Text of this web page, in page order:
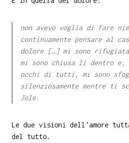
non avevo voglia di fare
continuamente pensare al
dolore […] mi sono
mi sono chiusa lì dentro e,
occhi di tutti, mi sono
silenziosamente mentre ti
Jole.
Le due visioni dell’amore
del tutto.